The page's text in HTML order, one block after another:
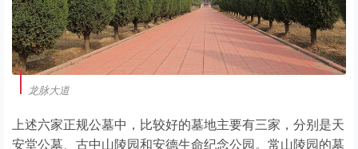
龙脉大道
上述六家正规公墓中，比较好的墓地主要有三家，分别是天
安堂公墓、古中山陵园和安德生命纪念公园。常山陵园的墓